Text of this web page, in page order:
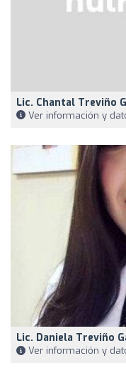
Lic. Chantal Treviño
Ver información y
Lic. Daniela Treviño
Ver información y